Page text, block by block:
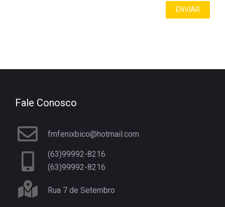
Fale Conosco
fmfenixbico@hotmail.com
(63)99992-8216
(63)99992-8216
Rua 7 de Setembro